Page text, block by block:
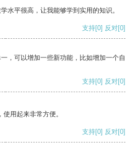
水平很高，让我能够学到实用的知识。
支持[0] 反对[0]
，可以增加一些新功能，比如增加一个自
支持[0] 反对[0]
用起来非常方便。
支持[0] 反对[0]